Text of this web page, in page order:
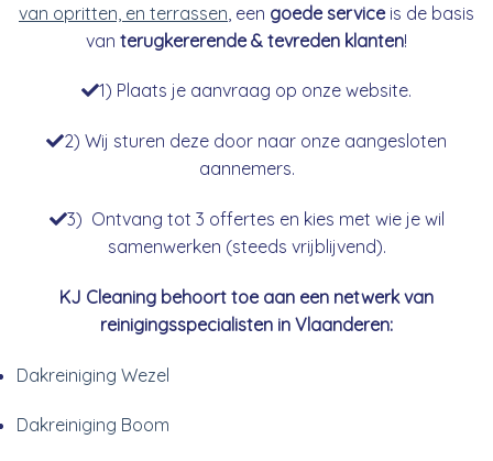
van opritten, en terrassen , een goede serviceis de basis
van terugkererende & tevreden klanten!
1) Plaats je aanvraag op onze website.
2) Wij sturen deze door naar onze aangesloten
aannemers.
3) Ontvang tot 3 offertes en kies met wie je wil
samenwerken (steeds vrijblijvend).
KJ Cleaning behoort toe aan een netwerk van
reinigingsspecialisten in Vlaanderen:
Dakreiniging Wezel
Dakreiniging Boom